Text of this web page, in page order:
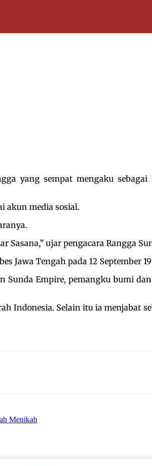
yang sempat mengaku
akun media sosial.
ujar pengacara Rangga
Jawa Tengah pada 12 September
Sunda Empire, pemangku bumi
Indonesia. Selain itu ia menjabat
Menikah